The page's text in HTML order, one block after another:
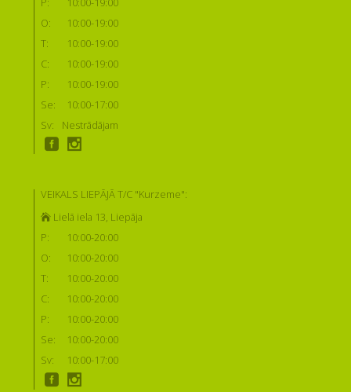
O:
10:00-19:00
T:
10:00-19:00
C:
10:00-19:00
P:
10:00-19:00
Se:
10:00-17:00
Sv:
Nestrādājam
VEIKALS LIEPĀJĀ T/C "Kurzeme":
Lielā iela 13, Liepāja
P:
10:00-20:00
O:
10:00-20:00
T:
10:00-20:00
C:
10:00-20:00
P:
10:00-20:00
Se:
10:00-20:00
Sv:
10:00-17:00